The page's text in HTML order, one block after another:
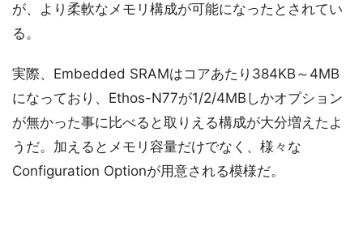
が、より柔軟なメモリ構成が可能になったとされてい
る。
実際、Embedded SRAMはコアあたり384KB～4MB
になっており、Ethos-N77が1/2/4MBしかオプション
が無かった事に比べると取りえる構成が大分増えたよ
うだ。加えるとメモリ容量だけでなく、様々な
Configuration Optionが用意される模様だ。